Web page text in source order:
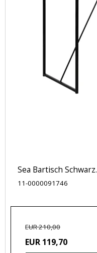
Sea Bartisch Schwarz.
11-0000091746
EUR 210,00
EUR 119,70